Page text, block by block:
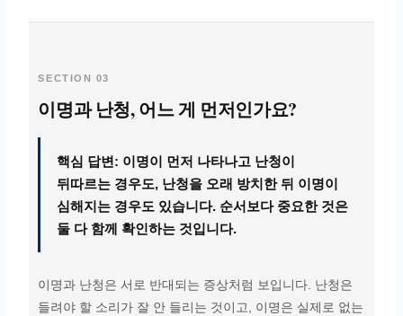
SECTION 03
이명과 난청, 어느 게 먼저인가요?
핵심 답변: 이명이 먼저 나타나고 난청이
뒤따르는 경우도, 난청을 오래 방치한 뒤 이명이
심해지는 경우도 있습니다. 순서보다 중요한 것은
둘 다 함께 확인하는 것입니다.
이명과 난청은 서로 반대되는 증상처럼 보입니다. 난청은
들려야 할 소리가 잘 안 들리는 것이고, 이명은 실제로 없는